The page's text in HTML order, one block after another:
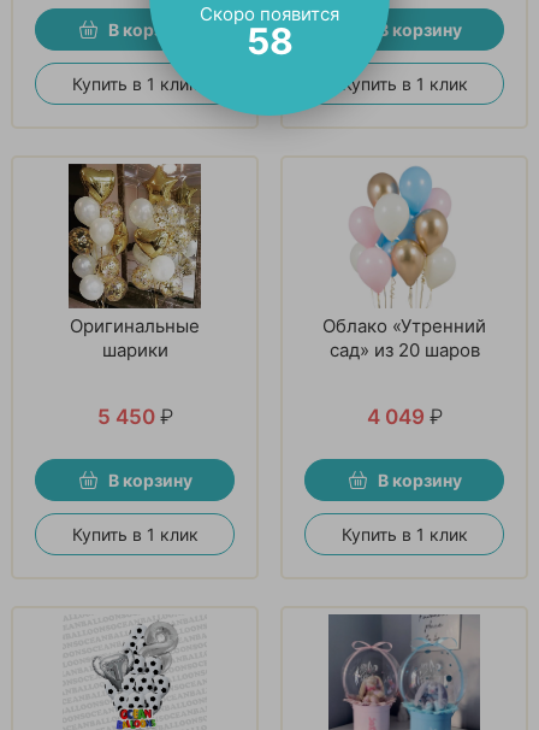
В корзину
Купить в 1 клик
В корзину
Купить в 1 клик
Оригинальные
шарики
5 450 ₽
В корзину
Купить в 1 клик
Облако «Утренний
сад» из 20 шаров
4 049 ₽
В корзину
Купить в 1 клик
Скоро появится
56